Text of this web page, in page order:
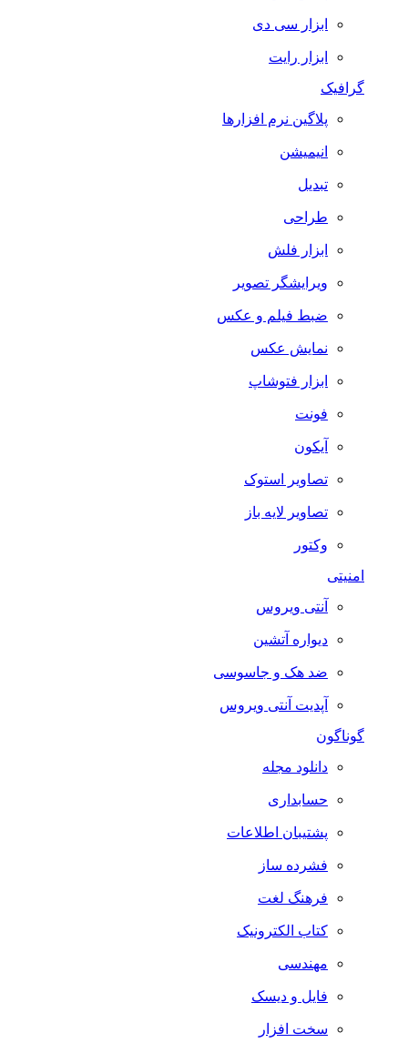
ابزار سی دی
ابزار رایت
گرافیک
پلاگین نرم افزارها
انیمیشن
تبدیل
طراحی
ابزار فلش
ویرایشگر تصویر
ضبط فيلم و عكس
نمایش عکس
ابزار فتوشاپ
فونت
آیکون
تصاویر استوک
تصاویر لایه باز
وکتور
امنیتی
آنتی ویروس
دیواره آتشین
ضد هک و جاسوسی
آپدیت آنتی ویروس
گوناگون
دانلود مجله
حسابداری
پشتیبان اطلاعات
فشرده ساز
فرهنگ لغت
کتاب الکترونیک
مهندسی
فایل و دیسک
سخت افزار